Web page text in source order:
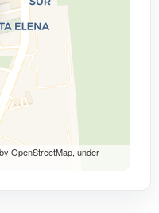
OpenStreetMap, under